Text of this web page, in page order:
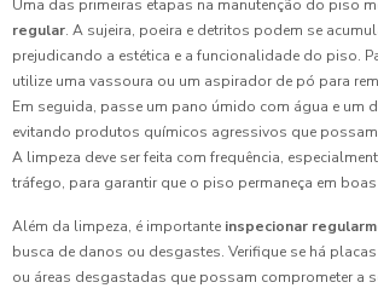
Uma das primeiras etapas na manutenção do piso
regular. A sujeira, poeira e detritos podem se
prejudicando a estética e a funcionalidade do piso.
utilize uma vassoura ou um aspirador de pó para
Em seguida, passe um pano úmido com água e um
evitando produtos químicos agressivos que
A limpeza deve ser feita com frequência,
tráfego, para garantir que o piso permaneça em
Além da limpeza, é importante inspecionar
busca de danos ou desgastes. Verifique se há
ou áreas desgastadas que possam comprometer a